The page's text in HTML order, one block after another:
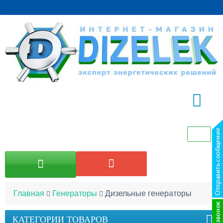
Главная Генераторы Дизельные генераторы
КАТЕГОРИИ ТОВАРОВ